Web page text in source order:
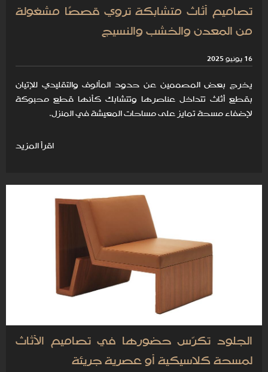
تصاميم أثاث متشابكة تروي قصصًا مشغولة
من المعدن والخشب والنسيج
16 يونيو 2025
يخرج بعض المصممين عن حدود المألوف والتقليدي للإتيان
بقطع أثاث تتداخل عناصرها وتتشابك كأنها قطع محبوكة
لإضفاء مسحة تمايز على مساحات المعيشة في المنزل.
اقرأ المزيد
الجلود تكرّس حضورها في تصاميم الأثاث
لمسحة كلاسيكية أو عصرية جريئة